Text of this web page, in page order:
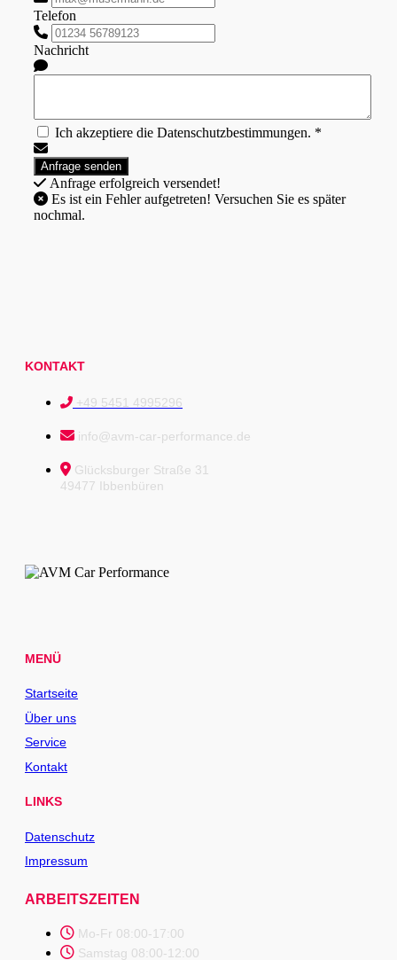
Telefon
Nachricht
Ich akzeptiere die Datenschutzbestimmungen. *
Anfrage erfolgreich versendet!
nochmal.
KONTAKT
+49 5451 4995296
info@avm-car-performance.de
Glücksburger Straße 31
49477 Ibbenbüren
MENÜ
Startseite
Über uns
Service
Kontakt
LINKS
Datenschutz
Impressum
ARBEITSZEITEN
Mo-Fr 08:00-17:00
Samstag 08:00-12:00